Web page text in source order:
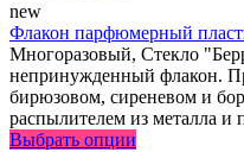
new
Флакон парфюмерный
Многоразовый, Стекло
непринужденный флакон.
бирюзовом, сиреневом и
распылителем из металла и
Выбрать опции